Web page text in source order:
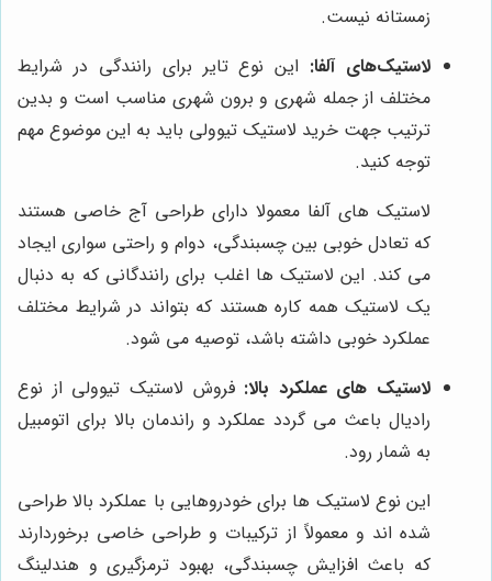
زمستانه نیست.
لاستیک‌های آلفا: این نوع تایر برای رانندگی در شرایط
مختلف از جمله شهری و برون شهری مناسب است و بدین
ترتیب جهت خرید لاستیک تیوولی باید به این موضوع مهم
توجه کنید.
لاستیک های آلفا معمولا دارای طراحی آج خاصی هستند
که تعادل خوبی بین چسبندگی، دوام و راحتی سواری ایجاد
می کند. این لاستیک ها اغلب برای رانندگانی که به دنبال
یک لاستیک همه کاره هستند که بتواند در شرایط مختلف
عملکرد خوبی داشته باشد، توصیه می شود.
لاستیک ‌های عملکرد بالا: فروش لاستیک تیوولی از نوع
رادیال باعث می گردد عملکرد و راندمان بالا برای اتومبیل
به شمار رود.
این نوع لاستیک ها برای خودروهایی با عملکرد بالا طراحی
شده اند و معمولاً از ترکیبات و طراحی خاصی برخوردارند
که باعث افزایش چسبندگی، بهبود ترمزگیری و هندلینگ